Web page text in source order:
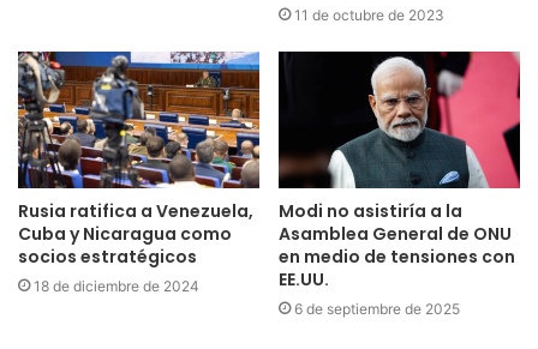
11 de octubre de 2023
Rusia ratifica a Venezuela,
Cuba y Nicaragua como
socios estratégicos
18 de diciembre de 2024
Modi no asistiría a la
Asamblea General de ONU
en medio de tensiones con
EE.UU.
6 de septiembre de 2025